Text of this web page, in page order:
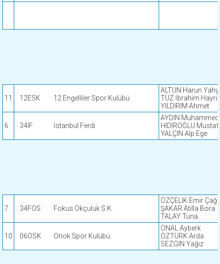
11 12ESK 12 Engelliler Spor Kulübü
ALTUN Harun
TÜZ İbrahim
YILDIRIM Ahmet
6 34IF İstanbul Ferdi
AYDIN
HIDIROĞLU
YALÇIN Alp Ege
7 34FOS Fokus Okçuluk S.K.
ÖZÇELIK Emir
ŞAKAR Atilla Bora
TALAY Tuna
10 06OSK Onok Spor Kulübü
ÖNAL Ayberk
ÖZTÜRK Arda
SEZGIN Yağız